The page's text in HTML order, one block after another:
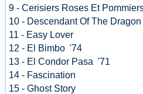
9 - Cerisiers Roses Et
10 - Descendant Of The
11 - Easy Lover
12 - El Bimbo '74
13 - El Condor Pasa '71
14 - Fascination
15 - Ghost Story